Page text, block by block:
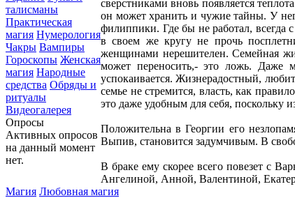
талисманы
Практическая
магия Нумерология
Чакры Вампиры
Гороскопы Женская
магия Народные
средства Обряды и
ритуалы
Видеогалерея
Опросы
Активных опросов
на данный момент
нет.
сверстниками вновь появляется
он может хранить и чужие тайны. У
филиппики. Где бы не работал, всегда
в своем же кругу не прочь
женщинами нерешителен. Семейная
может переносить,- это ложь. Даже
успокаивается. Жизнерадостный,
семье не стремится, власть, как
это даже удобным для себя, поскольку
Положительна в Георгии его
Выпив, становится задумчивым. В
В браке ему скорее всего повезет с
Ангелиной, Анной, Валентиной,
Магия Любовная магия